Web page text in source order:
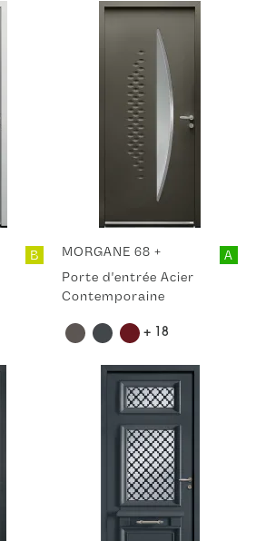
B
MORGANE 68 +
Porte d'entrée Acier
Contemporaine
A
+ 18